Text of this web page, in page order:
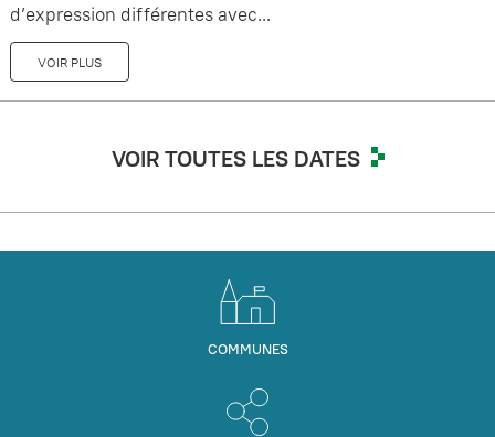
d’expression différentes avec...
VOIR PLUS
VOIR TOUTES LES DATES
COMMUNES